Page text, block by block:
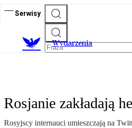
Serwisy
Wydarzenia
Rosjanie zakładają
Rosyjscy internauci umieszczają na